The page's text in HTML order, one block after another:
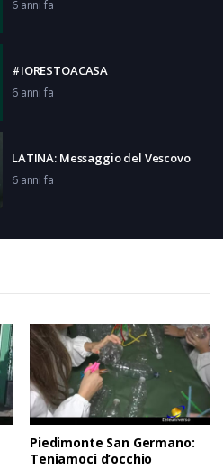
6 anni fa
#IORESTOACASA
6 anni fa
LATINA: Messaggio del Vescovo
6 anni fa
FROSINONE: Continuano le
LATINA: Intervista al ginecologo
6 anni fa
Piedimonte San Germano:
Teniamoci d’occhio